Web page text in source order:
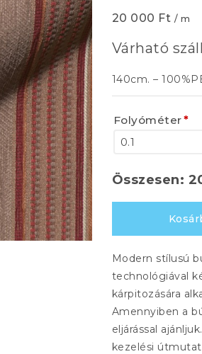
20 000 Ft / m
Várható
140cm. –
Folyóméter*
Összesen:
Modern stílusú
technológiával
kárpitozására
Amennyiben a
eljárással
kezelési